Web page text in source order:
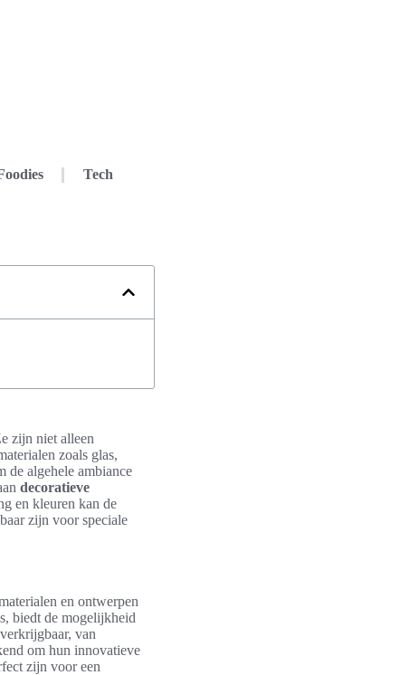
Tech
zijn niet alleen
zoals glas,
de algehele ambiance
decoratieve
en kleuren kan de
zijn voor speciale
en ontwerpen
biedt de mogelijkheid
van
om hun innovatieve
zijn voor een